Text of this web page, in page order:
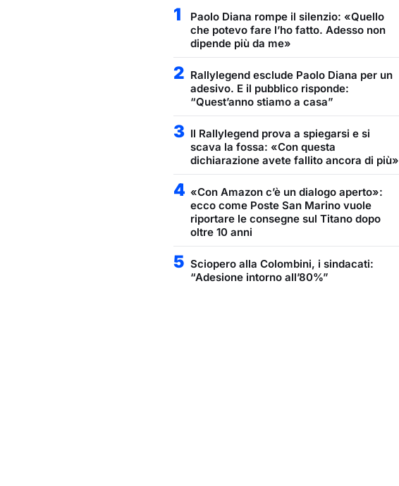
1
Paolo Diana rompe il silenzio: «Quello
che potevo fare l’ho fatto. Adesso non
dipende più da me»
2 Rallylegend esclude Paolo Diana per un
adesivo. E il pubblico risponde:
“Quest’anno stiamo a casa”
3 Il Rallylegend prova a spiegarsi e si
scava la fossa: «Con questa
dichiarazione avete fallito ancora di più»
4 «Con Amazon c’è un dialogo aperto»:
ecco come Poste San Marino vuole
riportare le consegne sul Titano dopo
oltre 10 anni
5 Sciopero alla Colombini, i sindacati:
“Adesione intorno all’80%”